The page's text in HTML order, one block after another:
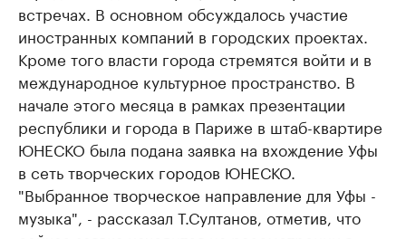
встречах. В основном обсуждалось участие
иностранных компаний в городских проектах.
Кроме того власти города стремятся войти и в
международное культурное пространство. В
начале этого месяца в рамках презентации
республики и города в Париже в штаб-квартире
ЮНЕСКО была подана заявка на вхождение Уфы
в сеть творческих городов ЮНЕСКО.
"Выбранное творческое направление для Уфы -
музыка", - рассказал Т.Султанов, отметив, что